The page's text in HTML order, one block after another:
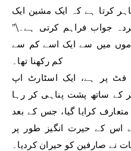
کرتا ہے کہ ایک مشین ایک
جواب فراہم کرتی ہے۔\”
میں سے ایک اسے کم سے
کم رکھنا تھا۔
فٹ پر ہے، ایک اسٹارٹ اپ
10 بلین ڈالر کے ساتھ پشت پناہی کر رہا
کرایا گیا، جس کے بعد
اس کے حیرت انگیز طور پر
نے صارفین کو حیران کردیا۔